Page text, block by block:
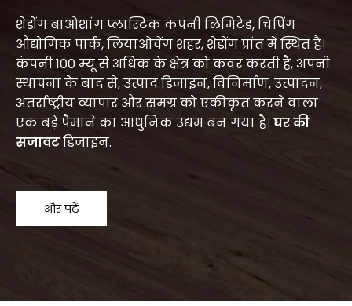
शेडोंग बाओशांग प्लास्टिक कंपनी लिमिटेड, चिपिंग
औद्योगिक पार्क, लियाओचेंग शहर, शेडोंग प्रांत में स्थित है।
कंपनी 100 म्यू से अधिक के क्षेत्र को कवर करती है, अपनी
स्थापना के बाद से, उत्पाद डिजाइन, विनिर्माण, उत्पादन,
अंतर्राष्ट्रीय व्यापार और समग्र को एकीकृत करने वाला
एक बड़े पैमाने का आधुनिक उद्यम बन गया है। घर की
सजावटडिजाइन.
और पढ़ें